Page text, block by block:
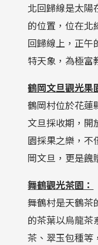
北回歸線是太陽
的位置，位在北
回歸線上，正午
特天象，為極富
鶴岡文旦觀光果
鶴岡村位於花蓮
文旦採收期，開
園採果之樂，不
岡文旦，更是餽
舞鶴觀光茶園：
舞鶴村是天鶴茶
的茶葉以烏龍茶
茶、翠玉包種等